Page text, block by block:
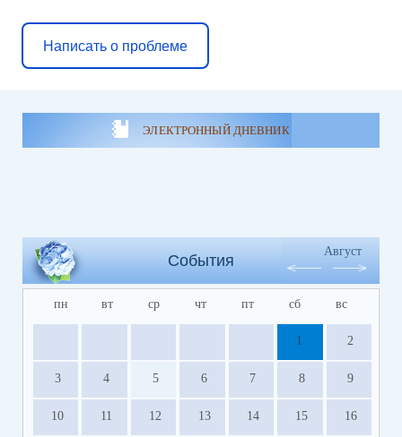
Написать о проблеме
ЭЛЕКТРОННЫЙ ДНЕВНИК
События
Август
пн вт ср чт пт сб вс
1 2
3 4 5 6 7 8 9
10 11 12 13 14 15 16